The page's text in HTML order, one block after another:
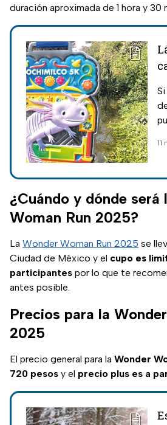
duración aproximada de 1 hora y 30
y
¿Cuándo y dónde será
Woman Run 2025?
La Wonder Woman Run 2025 se
Ciudad de México y el cupo es
participantes por lo que te
antes posible.
Precios para la
2025
El precio general para la Wonder
720 pesos y el precio plus es a